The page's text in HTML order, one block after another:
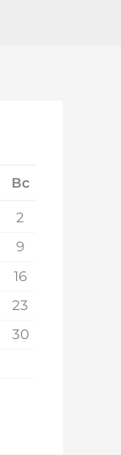
Вс
2
9
16
23
30